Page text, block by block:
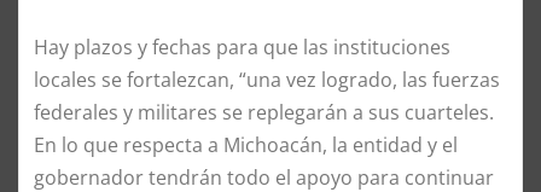
Hay plazos y fechas para que las instituciones
locales se fortalezcan, “una vez logrado, las fuerzas
federales y militares se replegarán a sus cuarteles.
En lo que respecta a Michoacán, la entidad y el
gobernador tendrán todo el apoyo para continuar